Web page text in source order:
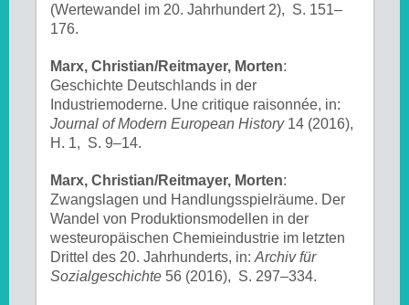
(Wertewandel im 20. Jahrhundert 2), S. 151–
176.
Marx, Christian/Reitmayer, Morten:
Geschichte Deutschlands in der
Industriemoderne. Une critique raisonnée, in:
Journal of Modern European History14 (2016),
H. 1, S. 9–14.
Marx, Christian/Reitmayer, Morten:
Zwangslagen und Handlungsspielräume. Der
Wandel von Produktionsmodellen in der
westeuropäischen Chemieindustrie im letzten
Drittel des 20. Jahrhunderts, in: Archiv für
Sozialgeschichte56 (2016), S. 297–334.